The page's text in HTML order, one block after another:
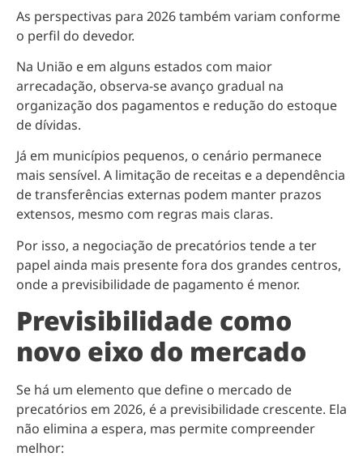
As perspectivas para 2026 também variam conforme
o perfil do devedor.
Na União e em alguns estados com maior
arrecadação, observa-se avanço gradual na
organização dos pagamentos e redução do estoque
de dívidas.
Já em municípios pequenos, o cenário permanece
mais sensível. A limitação de receitas e a dependência
de transferências externas podem manter prazos
extensos, mesmo com regras mais claras.
Por isso, a negociação de precatórios tende a ter
papel ainda mais presente fora dos grandes centros,
onde a previsibilidade de pagamento é menor.
Previsibilidade como
novo eixo do mercado
Se há um elemento que define o mercado de
precatórios em 2026, é a previsibilidade crescente. Ela
não elimina a espera, mas permite compreender
melhor: